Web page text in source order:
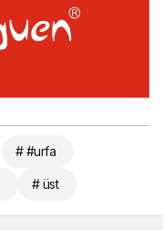
# #urfa
# üst